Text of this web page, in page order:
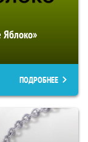
Яблоко»
ПОДРОБНЕЕ